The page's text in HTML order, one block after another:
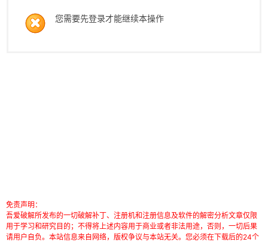
您需要先登录才能继续本操作
免责声明：
吾爱破解所发布的一切破解补丁、注册机和注册信息及软件的解密分析文章仅限
用于学习和研究目的；不得将上述内容用于商业或者非法用途，否则，一切后果
请用户自负。本站信息来自网络，版权争议与本站无关。您必须在下载后的24个